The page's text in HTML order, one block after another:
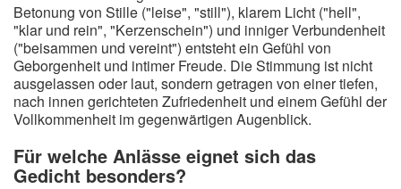
Betonung von Stille ("leise", "still"), klarem Licht ("hell",
"klar und rein", "Kerzenschein") und inniger Verbundenheit
("beisammen und vereint") entsteht ein Gefühl von
Geborgenheit und intimer Freude. Die Stimmung ist nicht
ausgelassen oder laut, sondern getragen von einer tiefen,
nach innen gerichteten Zufriedenheit und einem Gefühl der
Vollkommenheit im gegenwärtigen Augenblick.
Für welche Anlässe eignet sich das
Gedicht besonders?